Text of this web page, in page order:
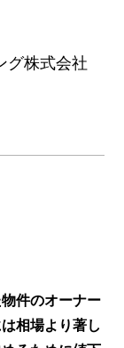
グ株式会社
件のオーナー
相場より著し